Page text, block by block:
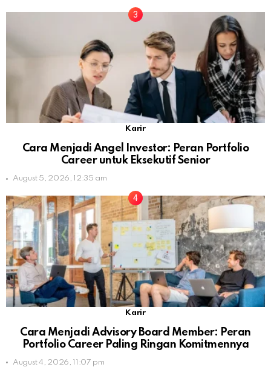
Karir
Cara Menjadi Angel Investor: Peran Portfolio
Career untuk Eksekutif Senior
August 5, 2026, 12:35 am
Karir
Cara Menjadi Advisory Board Member: Peran
Portfolio Career Paling Ringan Komitmennya
August 4, 2026, 11:07 pm